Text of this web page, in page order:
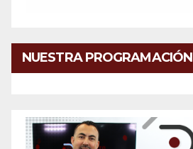
NUESTRA PROGRAMACIÓN